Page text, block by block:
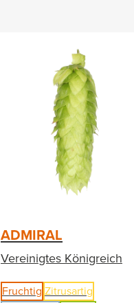
ADMIRAL
Vereinigtes Königreich
Fruchtig Zitrusartig